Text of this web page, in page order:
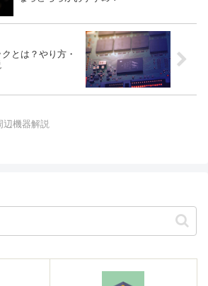
とは？やり方・
辺機器解説